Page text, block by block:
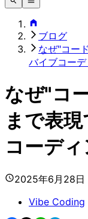
ブログ
なぜ"コー
バイブコー
なぜ"コ
まで表
コーデ
2025年6月28日
Vibe Coding